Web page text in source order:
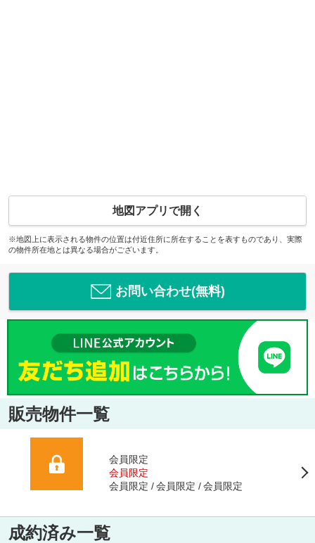
地図アプリで開く
※地図上に表示される物件の位置は付近住所に所在することを表すものであり、実際
の物件所在地とは異なる場合がございます。
お問い合わせ(無料)
販売物件一覧
会員限定
会員限定
会員限定
会員限定 会員限定
成約済み一覧